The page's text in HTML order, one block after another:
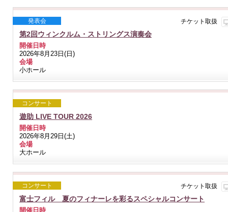
発表会 チケット取扱
第2回ウィンクルム・ストリングス演奏会
開催日時
2026年8月23日(日)
会場
小ホール
コンサート
遊助 LIVE TOUR 2026
開催日時
2026年8月29日(土)
会場
大ホール
コンサート チケット取扱
富士フィル 夏のフィナーレを彩るスペシャルコンサート
開催日時